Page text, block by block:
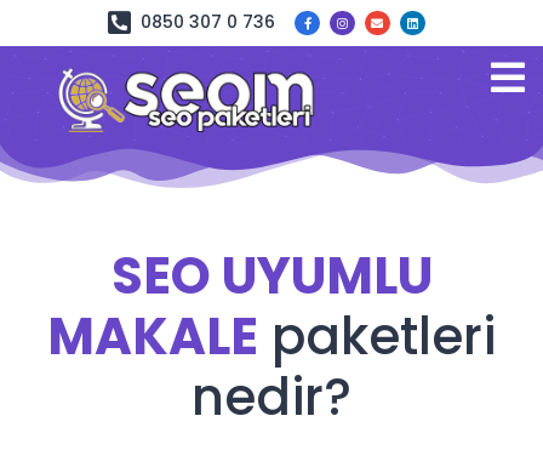
0850 307 0 736
SEO UYUMLU
MAKALE paketleri
nedir?